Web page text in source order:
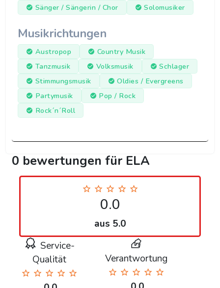
Sänger / Sängerin / Chor Solomusiker
Musikrichtungen
Austropop
Country Musik
Tanzmusik
Volksmusik
Schlager
Stimmungsmusik
Oldies / Evergreens
Partymusik
Pop / Rock
Rock´n´Roll
0 bewertungen für ELA
0.0
aus 5.0
Service-
Qualität
Verantwortung